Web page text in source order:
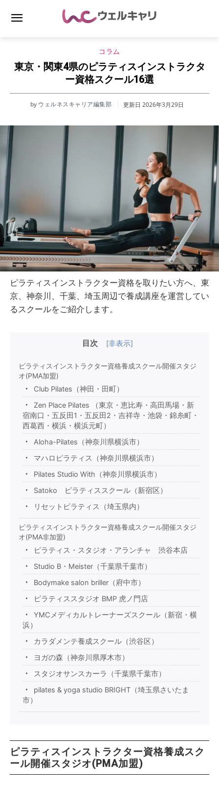
コラム
東京・関東4県のピラティスインストラクタ
ー資格スクール16選
by ウェルネスキャリア編集部 更新日 2026年3月29日
ピラティスインストラクター資格を取りたい方へ、東
京、神奈川、千葉、埼玉周辺で養成講座を運営してい
るスクールをご紹介します。
目次 [非表示]
ピラティスインストラクター資格養成スクール開催スタジ
オ(PMA加盟)
Club Pilates（神田・田町）
Zen Place Pilates （東京・恵比寿・高田馬場・新
宿南口・五反田1・五反田2・吉祥寺・池袋・錦糸町・
西葛西・横浜・横浜元町）
Aloha-Pilates（神奈川県横浜市）
マハロピラティス（神奈川県横浜市）
Pilates Studio With（神奈川県横浜市）
Satoko ピラティススクール（新宿区）
リセットピラティス（埼玉県内）
ピラティスインストラクター資格養成スクール開催スタジ
オ(PMA非加盟)
ピラティス・スタジオ・アランチャ 渋谷本店
Studio B・Meister（千葉県千葉市）
Bodymake salon briller（府中市）
ピラティススタジオ BMP 虎ノ門店
YMCメディカルトレーナーズスクール（新宿・横
浜）
カラダメンテ養成スクール（渋谷区）
ヨガの森（神奈川県厚木市）
スタジオサンスカーラ（千葉県千葉市）
pilates & yoga studio BRIGHT（埼玉県さいたま
市）
ピラティスインストラクター資格養成スク
ール開催スタジオ(PMA加盟)